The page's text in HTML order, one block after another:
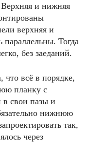
Верхняя и нижняя
верхняя и
Тогда
без заеданий.
что всё в порядке,
планку с
в свои пазы и
нижнюю
так,
через